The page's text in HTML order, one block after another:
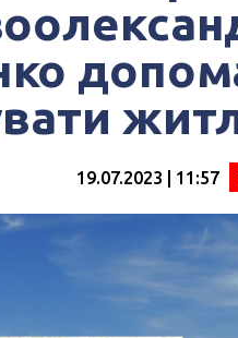
19.07.2023 | 11:57